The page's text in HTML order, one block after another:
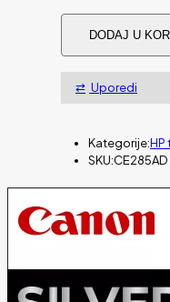
Toner
black
85AD
dvojno
pakovanje
DODAJ U
Uporedi
Kategorije:HP
SKU:CE285AD